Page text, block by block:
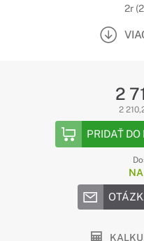
2r
2
2
PRIDAŤ